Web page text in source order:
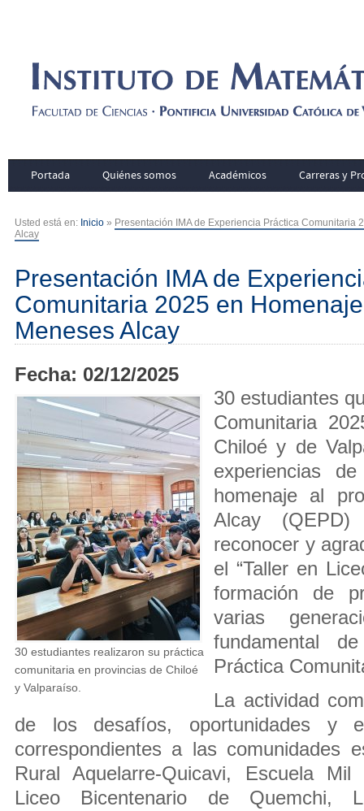
Portada Quiénes somos Académicos Carreras y
Usted está en: Inicio » Presentación IMA de Experiencia Práctica Comunitaria
Alcay
Presentación IMA de
Comunitaria 2025 en
Meneses Alcay
Fecha: 02/12/2025
30 estudiantes realizaron su práctica
comunitaria en provincias de Chiloé
y Valparaíso.
30 estudiantes
Comunitaria
Chiloé y de
experiencias
homenaje al
Alcay
reconocer y
el “Taller en
formación de
varias
fundamental
Práctica
La actividad
de los desafíos, oportunidades y
correspondientes a las comunidades
Rural Aquelarre-Quicavi, Escuela
Liceo Bicentenario de Quemchi,